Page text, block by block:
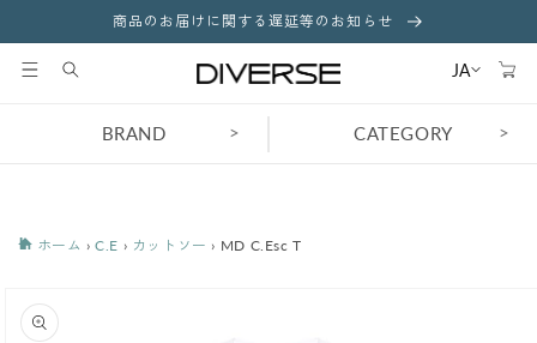
進む
商品のお届けに関する遅延等のお知らせ
JA
カ
ー
BRAND > CATEGORY >
ホーム › C.E › カットソー › MD C.Esc T
報にス
キップ